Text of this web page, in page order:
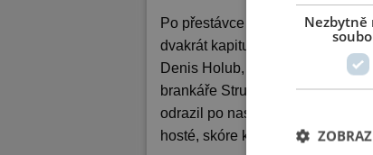
Po přestávce sice Baník v
dvakrát kapituloval. V 65.
Denis Holub, který umístil balon
brankáře Struhaře prostřelil
odrazil po nastřelené tyčce. V
hosté, skóre kosmeticky upravil
Nezbytně